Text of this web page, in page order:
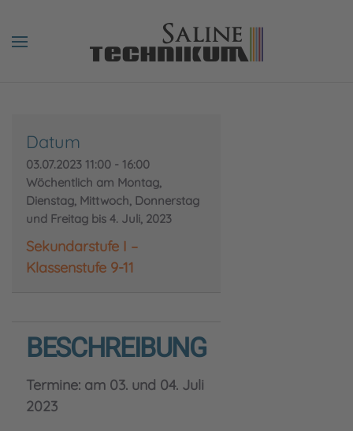
Datum
03.07.2023 11:00 - 16:00
Wöchentlich am Montag,
Dienstag, Mittwoch, Donnerstag
und Freitag bis 4. Juli, 2023
Sekundarstufe I –
Klassenstufe 9-11
BESCHREIBUNG
Termine: am 03. und 04. Juli
2023